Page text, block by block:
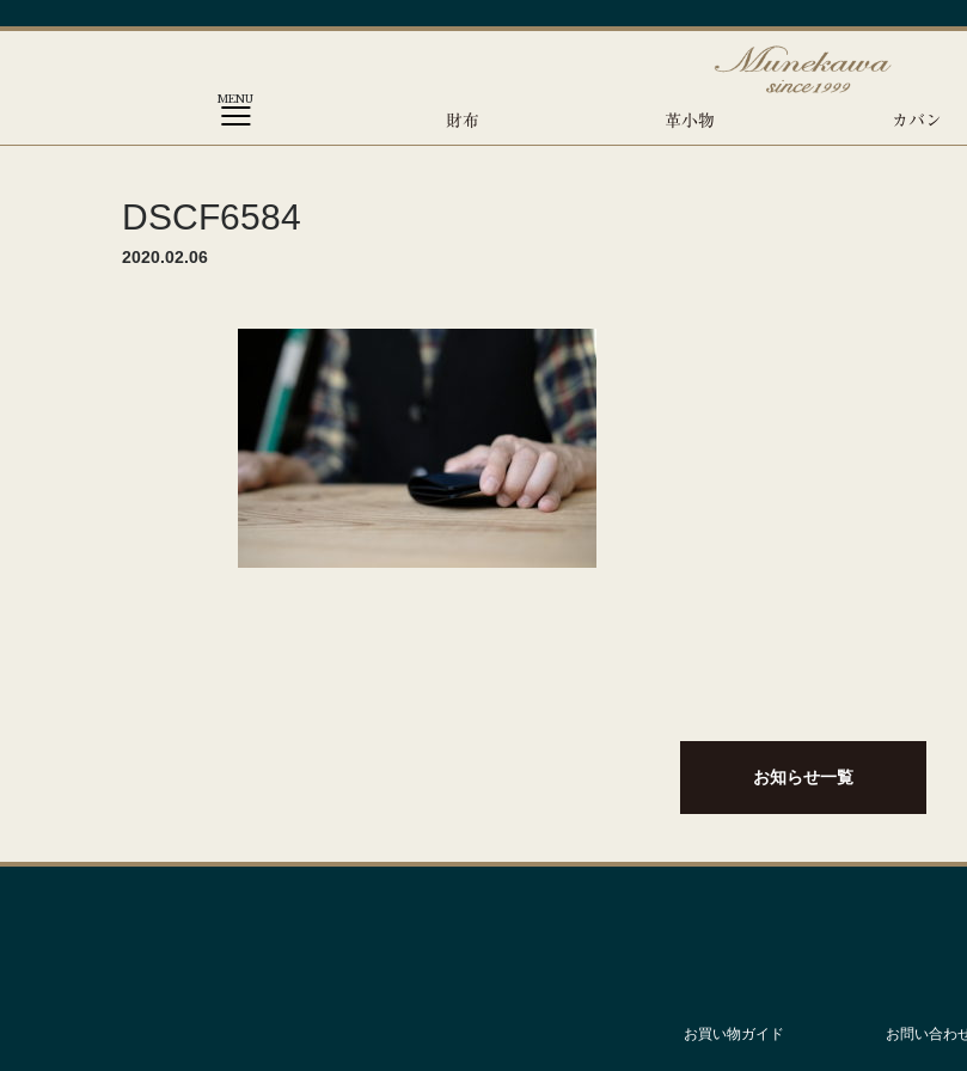
MENU
財布 革小物 カバン
DSCF6584
2020.02.06
お知らせ一覧
お買い物ガイド お問い合わ